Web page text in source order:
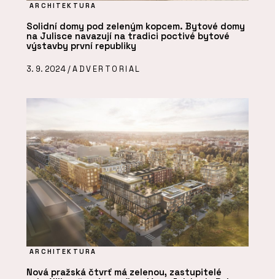
ARCHITEKTURA
Solidní domy pod zeleným kopcem. Bytové domy
na Julisce navazují na tradici poctivé bytové
výstavby první republiky
3. 9. 2024 /ADVERTORIAL
ARCHITEKTURA
Nová pražská čtvrť má zelenou, zastupitelé